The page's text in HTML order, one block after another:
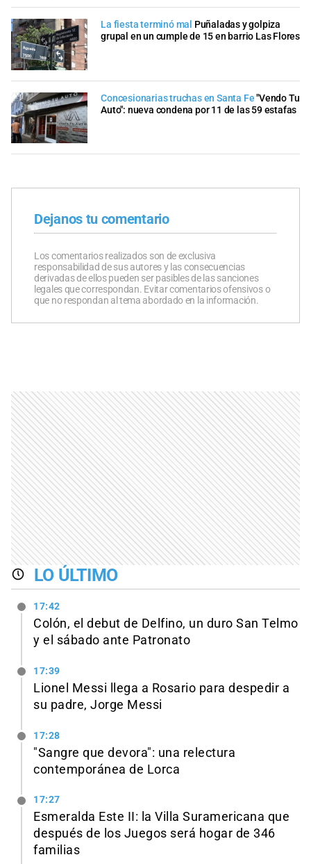
La fiesta terminó mal Puñaladas y golpiza
grupal en un cumple de 15 en barrio Las Flores
Concesionarias truchas en Santa Fe"Vendo Tu
Auto": nueva condena por 11 de las 59 estafas
Dejanos tu comentario
Los comentarios realizados son de exclusiva
responsabilidad de sus autores y las consecuencias
derivadas de ellos pueden ser pasibles de las sanciones
legales que correspondan. Evitar comentarios ofensivos o
que no respondan al tema abordado en la información.
LO ÚLTIMO
17:42
Colón, el debut de Delfino, un duro San Telmo
y el sábado ante Patronato
17:39
Lionel Messi llega a Rosario para despedir a
su padre, Jorge Messi
17:28
"Sangre que devora": una relectura
contemporánea de Lorca
17:27
Esmeralda Este II: la Villa Suramericana que
después de los Juegos será hogar de 346
familias